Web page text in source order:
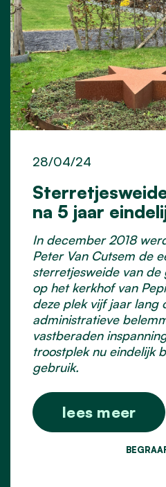
na 5 jaar
28/04/24
In december 2018
Peter Van Cutsem de
sterretjesweide van
op het kerkhof van
deze plek vijf jaar lang
administratieve
vastberaden
troostplek nu eindelijk
gebruik.
lees meer